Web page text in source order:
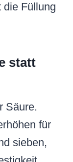
die Füllung
statt
Säure.
für
sieben,